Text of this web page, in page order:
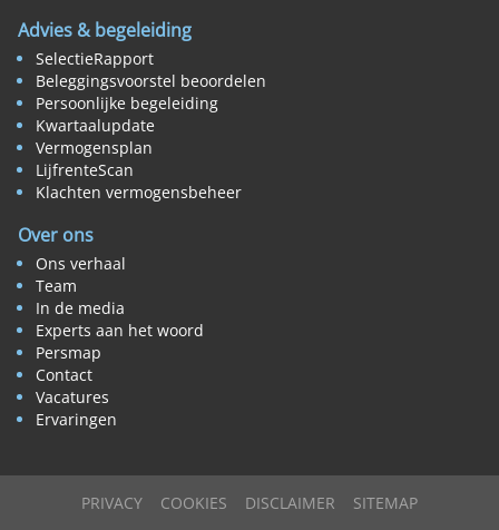
Advies & begeleiding
SelectieRapport
Beleggingsvoorstel beoordelen
Persoonlijke begeleiding
Kwartaalupdate
Vermogensplan
LijfrenteScan
Klachten vermogensbeheer
Over ons
Ons verhaal
Team
In de media
Experts aan het woord
Persmap
Contact
Vacatures
Ervaringen
PRIVACY COOKIES DISCLAIMER SITEMAP